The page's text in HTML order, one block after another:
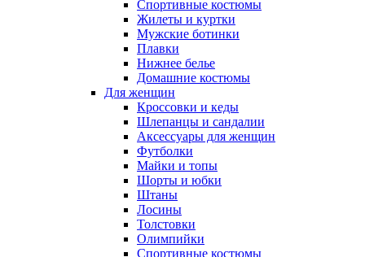
Спортивные костюмы
Жилеты и куртки
Мужские ботинки
Плавки
Нижнее белье
Домашние костюмы
Для женщин
Кроссовки и кеды
Шлепанцы и сандалии
Аксессуары для женщин
Футболки
Майки и топы
Шорты и юбки
Штаны
Лосины
Толстовки
Олимпийки
Спортивные костюмы